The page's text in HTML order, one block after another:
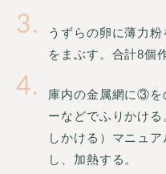
3
うずらの卵に薄力
をまぶす。合計8個
4
庫内の金属網に③を
ーなどでふりかけ
しかける）マニュ
し、加熱する。